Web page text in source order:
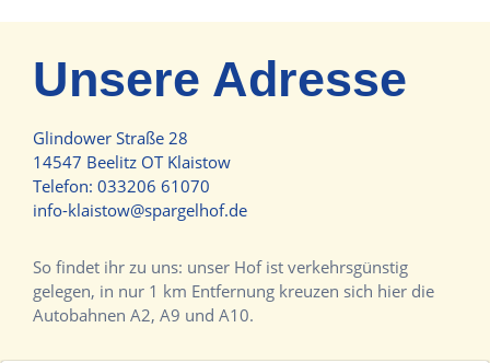
Unsere Adresse
Glindower Straße 28
14547 Beelitz OT Klaistow
Telefon: 033206 61070
info-klaistow@spargelhof.de
So findet ihr zu uns: unser Hof ist verkehrsgünstig
gelegen, in nur 1 km Entfernung kreuzen sich hier die
Autobahnen A2, A9 und A10.